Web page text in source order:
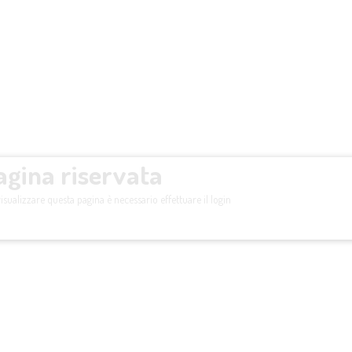
riservata
questa pagina è necessario effettuare il login